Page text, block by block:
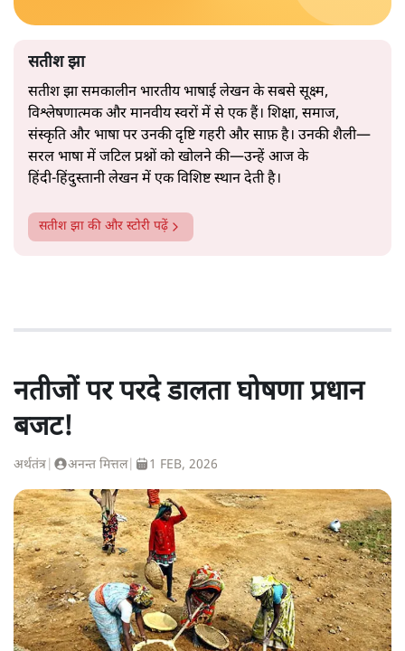
सतीश झा
सतीश झा समकालीन भारतीय भाषाई लेखन के सबसे सूक्ष्म,
विश्लेषणात्मक और मानवीय स्वरों में से एक हैं। शिक्षा, समाज,
संस्कृति और भाषा पर उनकी दृष्टि गहरी और साफ़ है। उनकी शैली—
सरल भाषा में जटिल प्रश्नों को खोलने की—उन्हें आज के
हिंदी‑हिंदुस्तानी लेखन में एक विशिष्ट स्थान देती है।
सतीश झा की और स्टोरी पढ़ें
नतीजों पर परदे डालता घोषणा प्रधान
बजट!
अर्थतंत्र अनन्त मित्तल| 1 FEB, 2026